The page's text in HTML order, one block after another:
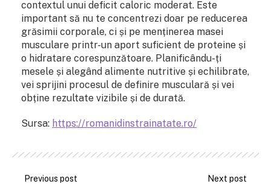
contextul unui deficit caloric moderat. Este
important să nu te concentrezi doar pe reducerea
grăsimii corporale, ci și pe menținerea masei
musculare printr-un aport suficient de proteine și
o hidratare corespunzătoare. Planificându-ți
mesele și alegând alimente nutritive și echilibrate,
vei sprijini procesul de definire musculară și vei
obține rezultate vizibile și de durată.
Sursa: https://romanidinstrainatate.ro/
Previous post Next post